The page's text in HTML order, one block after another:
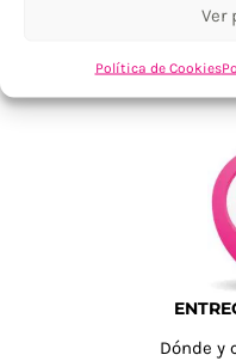
Ver
Política de Cookies
Dónde y